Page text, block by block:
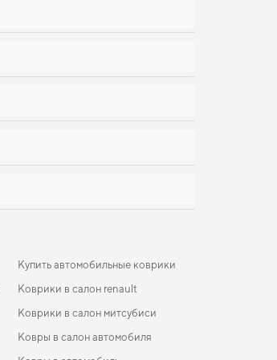
Купить автомобильные коврики
Коврики в салон renault
Коврики в салон митсубиси
Ковры в салон автомобиля